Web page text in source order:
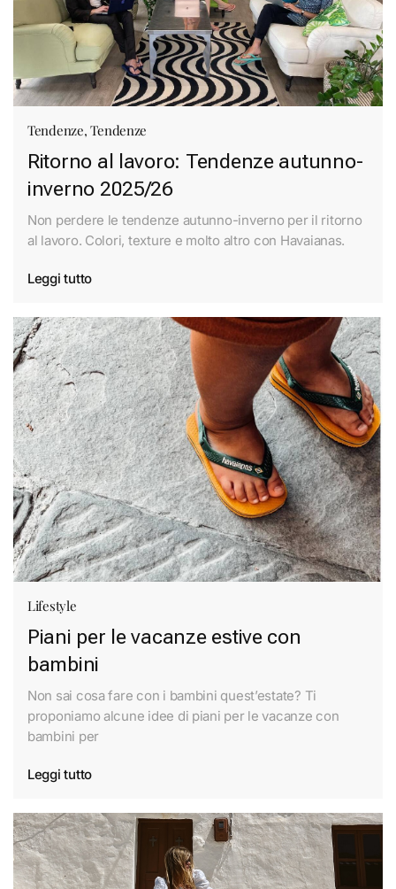
Tendenze,Tendenze
Ritorno al lavoro: Tendenze autunno-
inverno 2025/26
Non perdere le tendenze autunno-inverno per il ritorno
al lavoro. Colori, texture e molto altro con Havaianas.
Leggi tutto
Lifestyle
Piani per le vacanze estive con
bambini
Non sai cosa fare con i bambini quest’estate? Ti
proponiamo alcune idee di piani per le vacanze con
bambini per
Leggi tutto